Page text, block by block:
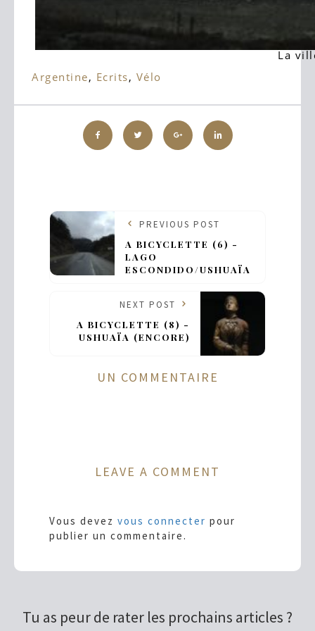
La
Tags:
Argentine, Ecrits, Vélo
PREVIOUS POST
A BICYCLETTE (6) -
LAGO
ESCONDIDO/USHUAÏA
NEXT POST
A BICYCLETTE (8) -
USHUAÏA (ENCORE)
UN COMMENTAIRE
LEAVE A COMMENT
Vous devez vous connecter pour
publier un commentaire.
Tu as peur de rater les prochains articles ?